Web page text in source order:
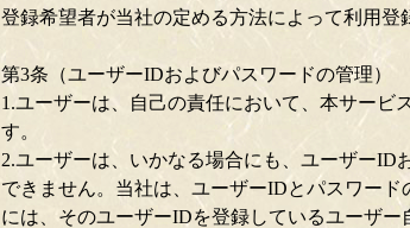
登録希望者が当社の定める方法によって利用登
第3条（ユーザーIDおよびパスワードの管理）
1.ユーザーは、自己の責任において、本サービ
す。
2.ユーザーは、いかなる場合にも、ユーザーID
できません。当社は、ユーザーIDとパスワー
には、そのユーザーIDを登録しているユーザー